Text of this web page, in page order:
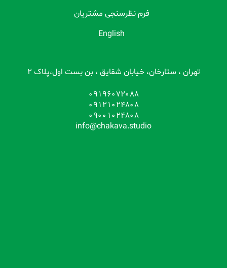
فرم نظرسنجی مشتریان
English
تهران ، ستارخان، خیابان شقایق ، بن بست اول،پلاک 2
09196072088
09121024808
09001024808
info@chakava.studio